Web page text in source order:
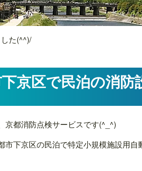
た(^^)/
京区で民泊の消
京都消防点検サービスです(^_^)
市下京区の民泊で特定小規模施設用自